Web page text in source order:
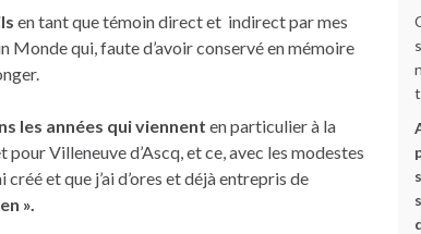
en tant que témoin direct et indirect par mes
Monde qui, faute d’avoir conservé en mémoire
les années qui viennent en particulier à la
Villeneuve d’Ascq, et ce, avec les modestes
et que j’ai d’ores et déjà entrepris de
».